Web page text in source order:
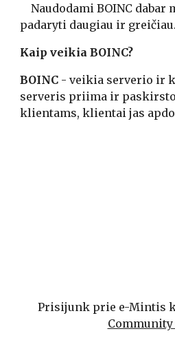
    Naudodami BOINC dabar mokslininkai gali
padaryti daugiau ir greičiau.
Kaip veikia BOINC?
BOINC - veikia serverio ir
serveris priima ir
klientams, klientai jas
Prisijunk prie e-Mintis